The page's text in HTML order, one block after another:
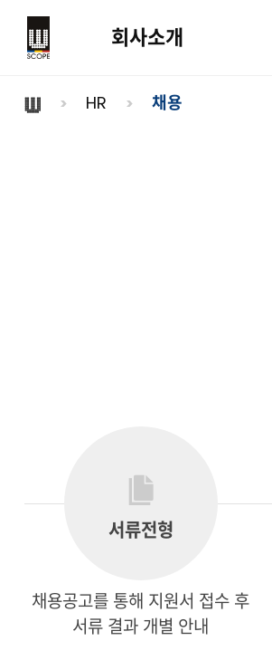
회사소개
HR 채용
서류전형
채용공고를 통해 지원서 접수 후
서류 결과 개별 안내